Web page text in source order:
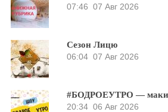
07:46 07 Авг 2026
Сезон Лицю
06:04 07 Авг 2026
#БОДРОЕУТРО —
20:34 06 Авг 2026